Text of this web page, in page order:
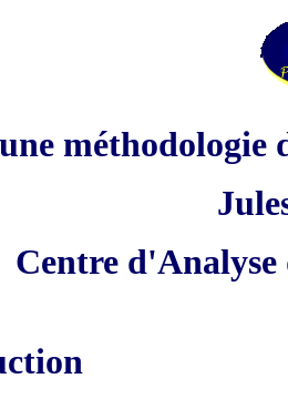
méthodologie
Centre